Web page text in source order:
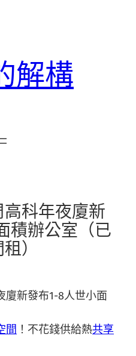
解構
科年夜廈新
積辦公室（已
）
廈新發布1-8人世小面
間 ！不花錢供給熱共享